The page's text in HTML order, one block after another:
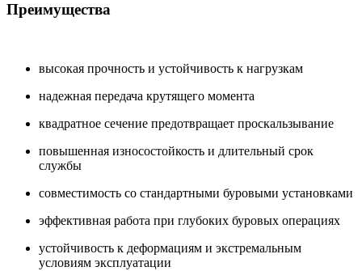
Преимущества
высокая прочность и устойчивость к нагрузкам
надежная передача крутящего момента
квадратное сечение предотвращает проскальзывание
повышенная износостойкость и длительный срок
службы
совместимость со стандартными буровыми установками
эффективная работа при глубоких буровых операциях
устойчивость к деформациям и экстремальным
условиям эксплуатации